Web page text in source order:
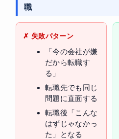
職
✗ 失敗パターン
「今の会社が嫌
だから転職す
る」
転職先でも同じ
問題に直面する
転職後「こんな
はずじゃなかっ
た」となる